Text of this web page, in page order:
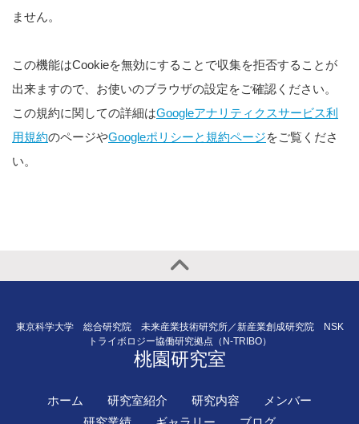
ません。
この機能はCookieを無効にすることで収集を拒否することが
出来ますので、お使いのブラウザの設定をご確認ください。
この規約に関しての詳細はGoogleアナリティクスサービス利
用規約のページやGoogleポリシーと規約ページをご覧くださ
い。
東京科学大学 総合研究院 未来産業技術研究所／新産業創成研究院 NSK
トライボロジー協働研究拠点（N-TRIBO）
桃園研究室
ホーム 研究室紹介 研究内容
メンバー